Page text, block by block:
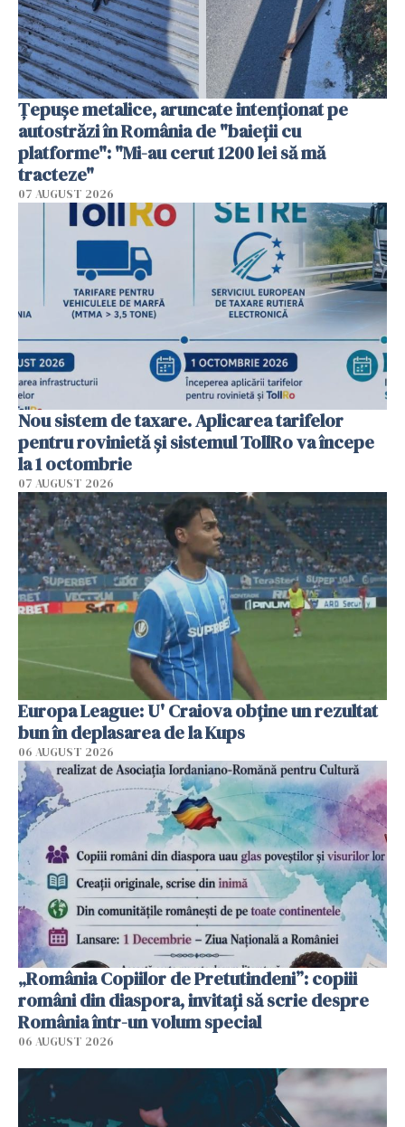
Țepușe metalice, aruncate intenționat pe
autostrăzi în România de "baieții cu
platforme": "Mi-au cerut 1200 lei să mă
tracteze"
07 AUGUST 2026
Nou sistem de taxare. Aplicarea tarifelor
pentru rovinietă şi sistemul TollRo va începe
la 1 octombrie
07 AUGUST 2026
Europa League: U' Craiova obține un rezultat
bun în deplasarea de la Kups
06 AUGUST 2026
„România Copiilor de Pretutindeni”: copiii
români din diaspora, invitați să scrie despre
România într-un volum special
06 AUGUST 2026